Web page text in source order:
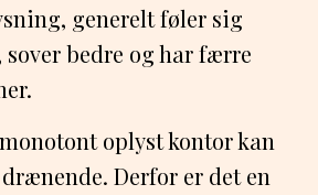
generelt føler sig
bedre og har færre
oplyst kontor kan
Derfor er det en